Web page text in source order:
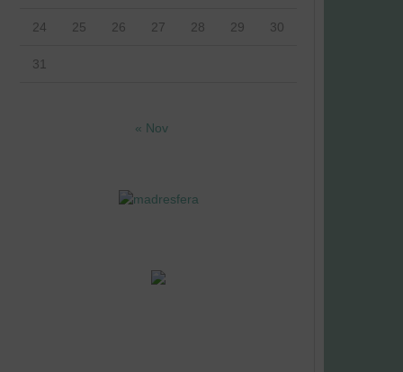
24 25 26 27 28 29 30
31
« Nov